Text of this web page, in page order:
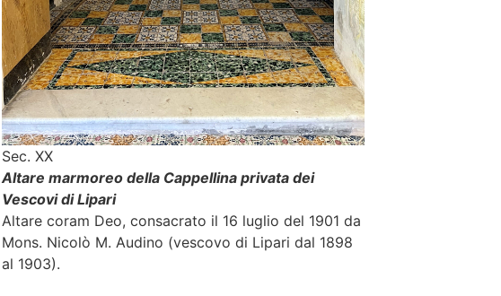
Sec. XX
Altare marmoreo della Cappellina privata dei
Vescovi di Lipari
Altare coram Deo, consacrato il 16 luglio del 1901 da
Mons. Nicolò M. Audino (vescovo di Lipari dal 1898
al 1903).